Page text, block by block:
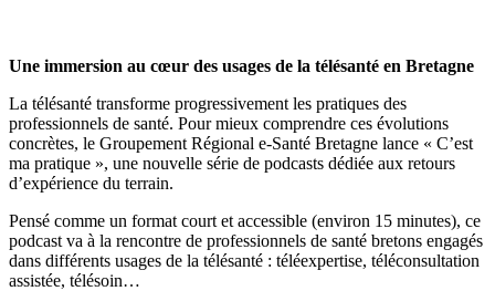
Une immersion au cœur des usages de la télésanté en Bretagne
La télésanté transforme progressivement les pratiques des
professionnels de santé. Pour mieux comprendre ces évolutions
concrètes, le Groupement Régional e-Santé Bretagne lance « C’est
ma pratique », une nouvelle série de podcasts dédiée aux retours
d’expérience du terrain.
Pensé comme un format court et accessible (environ 15 minutes), ce
podcast va à la rencontre de professionnels de santé bretons engagés
dans différents usages de la télésanté : téléexpertise, téléconsultation
assistée, télésoin…